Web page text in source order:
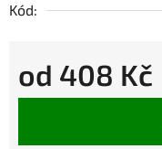
Kód:
od 408 Kč
Měrná cena: